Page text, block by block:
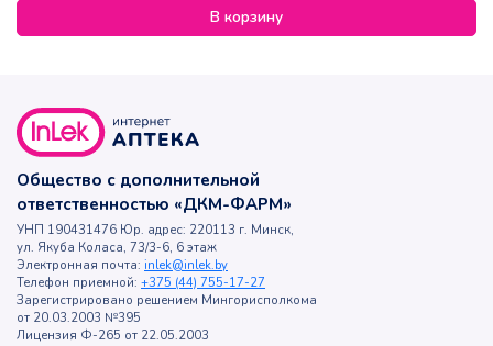
В корзину
Общество с дополнительной
ответственностью «ДКМ-ФАРМ»
УНП 190431476 Юр. адрес: 220113 г. Минск,
ул. Якуба Коласа, 73/3-6, 6 этаж
Электронная почта: inlek@inlek.by
Телефон приемной: +375 (44) 755-17-27
Зарегистрировано решением Мингорисполкома
от 20.03.2003 №395
Лицензия Ф-265 от 22.05.2003